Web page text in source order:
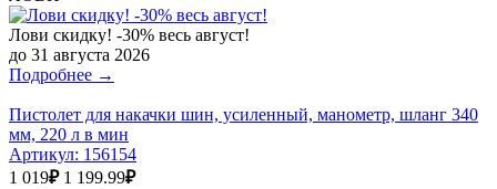
Лови скидку! -30% весь август!
до 31 августа 2026
Подробнее →
Пистолет для накачки шин, усиленный, манометр, шланг 340
мм, 220 л в мин
Артикул: 156154
1 019₽ 1 199.99₽